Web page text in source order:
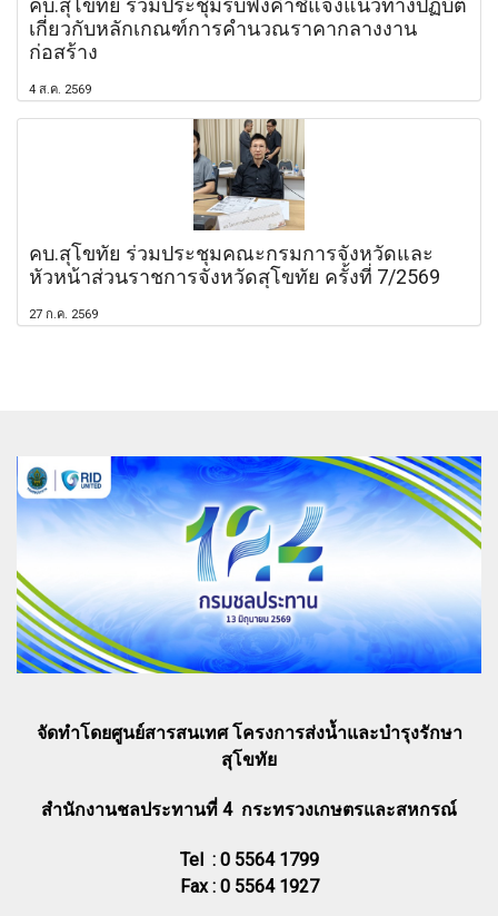
คบ.สุโขทัย ร่วมประชุมรับฟังคำชี้แจงแนวทางปฏิบัติ
เกี่ยวกับหลักเกณฑ์การคำนวณราคากลางงาน
ก่อสร้าง
4 ส.ค. 2569
คบ.สุโขทัย ร่วมประชุมคณะกรมการจังหวัดและ
หัวหน้าส่วนราชการจังหวัดสุโขทัย ครั้งที่ 7/2569
27 ก.ค. 2569
จัดทำโดยศูนย์สารสนเทศ โครงการส่งน้ำและบำรุงรักษา
สุโขทัย
สำนักงานชลประทานที่ 4 กระทรวงเกษตรและสหกรณ์
Tel : 0 5564 1799
Fax : 0 5564 1927